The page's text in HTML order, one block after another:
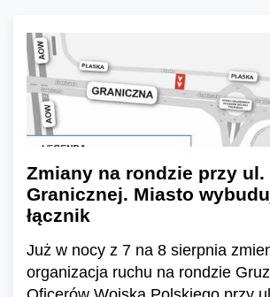
Zmiany na rondzie przy ul.
Granicznej. Miasto
łącznik
Już w nocy z 7 na 8 sierpnia
organizacja ruchu na rondzie